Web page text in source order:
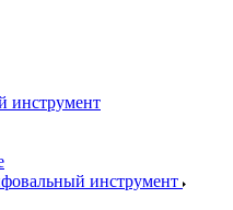
инструмент
инструмент